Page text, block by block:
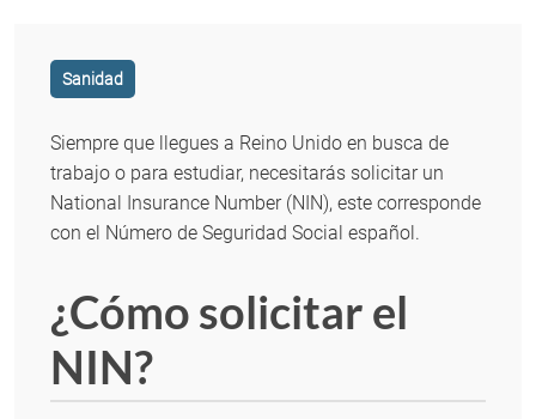
Sanidad
Siempre que llegues a Reino Unido en busca de
trabajo o para estudiar, necesitarás solicitar un
National Insurance Number (NIN), este corresponde
con el Número de Seguridad Social español.
¿Cómo solicitar el
NIN?